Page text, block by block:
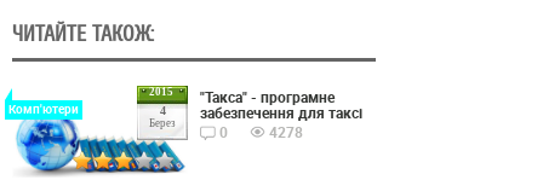
ЧИТАЙТЕ ТАКОЖ:
2015
4
Берез
Комп'ютери
"Такса" - програмне
забезпечення для таксі
0
4278